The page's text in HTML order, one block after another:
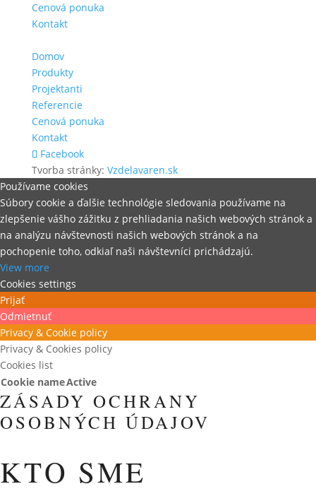
Cenová ponuka
Kontakt
Domov
Produkty
Projektanti
Referencie
Cenová ponuka
Kontakt
Facebook
Tvorba stránky: Vzdelavaren.sk
Používame cookies
Súbory cookie a ďalšie technológie sledovania používame na
zlepšenie vášho zážitku z prehliadania našich webových stránok a
na analýzu návštevnosti našich webových stránok a na
pochopenie toho, odkiaľ naši návštevníci prichádzajú.
View more
Cookies settings
Prijať
Odmietnuť
Privacy & Cookie policy
Privacy & Cookies policy
Cookies list
Cookie nameActive
ZÁSADY OCHRANY
OSOBNÝCH ÚDAJOV
KTO SME